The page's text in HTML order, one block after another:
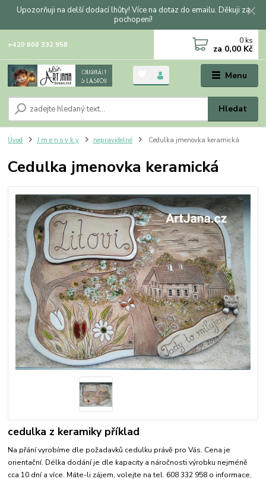
Upozorňuji na delší dodací lhůty! Více na dotaz do emailu. Děkuji za
pochopení!
Menu
Hledat
+420 608 332 958 0 ks
za 0,00 Kč
Úvod J m e n o v k y nepravidelné Cedulka jmenovka keramická
Cedulka jmenovka keramická
cedulka z keramiky příklad
Na přání vyrobíme dle požadavků cedulku právě pro Vás. Cena je
orientační. Délka dodání je dle kapacity a náročnosti výrobku nejméně
cca 10 dní a více. Máte-li zájem, volejte na tel. 608 332 958 o informace,